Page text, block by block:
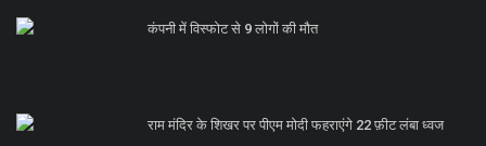
कंपनी में विस्फोट से 9 लोगों की मौत
राम मंदिर के शिखर पर पीएम मोदी फहराएंगे 22 फ़ीट लंबा ध्वज